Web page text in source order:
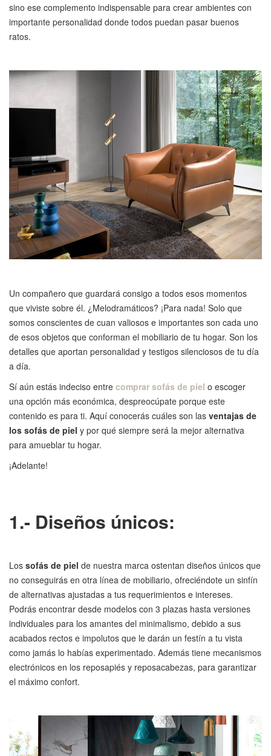
sino ese complemento indispensable para crear ambientes con
importante personalidad donde todos puedan pasar buenos
ratos.
Un compañero que guardará consigo a todos esos momentos
que viviste sobre él. ¿Melodramáticos? ¡Para nada! Solo que
somos conscientes de cuan valiosos e importantes son cada uno
de esos objetos que conforman el mobiliario de tu hogar. Son los
detalles que aportan personalidad y testigos silenciosos de tu día
a día.
Sí aún estás indeciso entre comprar sofás de piel o escoger
una opción más económica, despreocúpate porque este
contenido es para ti. Aquí conocerás cuáles son las ventajas de
los sofás de piel y por qué siempre será la mejor alternativa
para amueblar tu hogar.
¡Adelante!
1.- Diseños únicos:
Los sofás de piel de nuestra marca ostentan diseños únicos que
no conseguirás en otra línea de mobiliario, ofreciéndote un sinfín
de alternativas ajustadas a tus requerimientos e intereses.
Podrás encontrar desde modelos con 3 plazas hasta versiones
individuales para los amantes del minimalismo, debido a sus
acabados rectos e impolutos que le darán un festín a tu vista
como jamás lo habías experimentado. Además tiene mecanismos
electrónicos en los reposapiés y reposacabezas, para garantizar
el máximo confort.